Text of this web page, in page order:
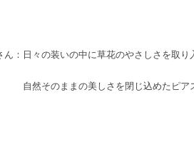
ん：日々の装いの中に草花のやさしさを取
自然そのままの美しさを閉じ込めたピア